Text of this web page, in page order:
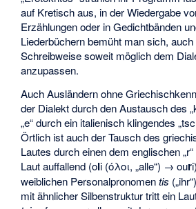
auf Kretisch aus, in der Wiedergabe
Erzählungen oder in Gedichtbänden
Liederbüchern bemüht man sich, auch
Schreibweise soweit möglich dem
anzupassen.
Auch Ausländern ohne
der Dialekt durch den Austausch des
„e“ durch ein italienisch klingendes
Örtlich ist auch der Tausch des
Lautes durch einen dem englischen
Laut auffallend (oli (όλοι, „alle“) → our
weiblichen Personalpronomentis
mit ähnlicher Silbenstruktur tritt ein